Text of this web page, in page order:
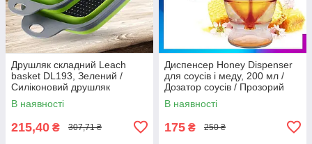
Друшляк складний Leach
basket DL193, Зелений /
Силіконовий друшляк
трансформер для овочів та
фруктів
В наявності
215,40 ₴ 307,71 ₴
Диспенсер Honey Dispenser
для соусів і меду, 200 мл /
Дозатор соусів / Прозорий
дозатор меду
В наявності
175 ₴ 250 ₴